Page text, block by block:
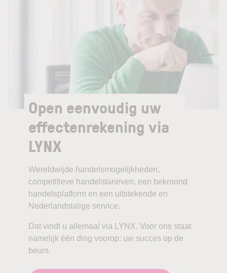
Open eenvoudig uw
effectenrekening via
LYNX
Wereldwijde handelsmogelijkheden,
competitieve handelstarieven, een bekroond
handelsplatform en een uitstekende en
Nederlandstalige service.
Dat vindt u allemaal via LYNX. Voor ons staat
namelijk één ding voorop: uw succes op de
beurs.